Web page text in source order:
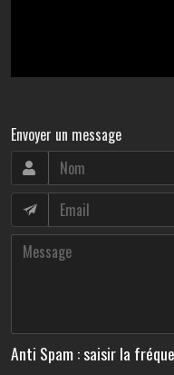
Envoyer un message
Anti Spam : saisir la